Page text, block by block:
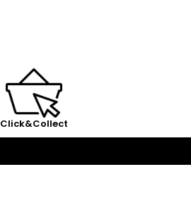
Click&Collect